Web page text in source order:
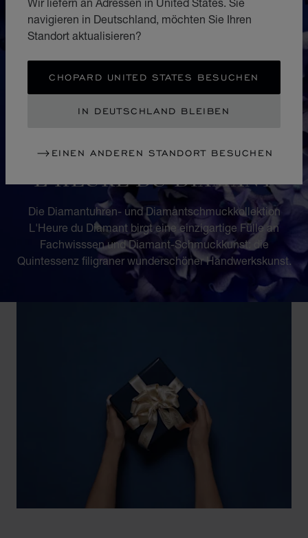
navigieren in Deutschland, möchten Sie Ihren
Standort aktualisieren?
CHOPARD UNITED STATES BESUCHEN
IN DEUTSCHLAND BLEIBEN
EINEN ANDEREN STANDORT BESUCHEN
L'HEURE DU DIAMANT
Die Diamantuhren- und Diamantschmuckkollektion
L'Heure du Diamant birgt eine einzigartige Fülle an
Fachwisssen und Diamant-Schmuckkunst: die
Quintessenz filigraner wunderschöner Handwerkskunst.